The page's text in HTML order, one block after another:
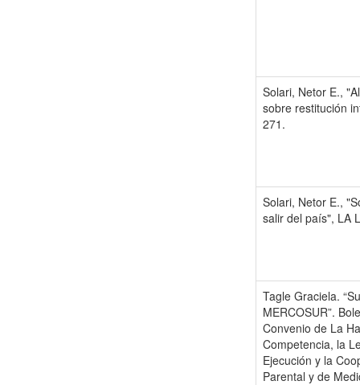
Solari, Netor E.,
sobre restitución
271.
Solari, Netor E.,
salir del país", LA
Tagle Graciela.
MERCOSUR”.
Convenio de La
Competencia, la
Ejecución y la
Parental y de